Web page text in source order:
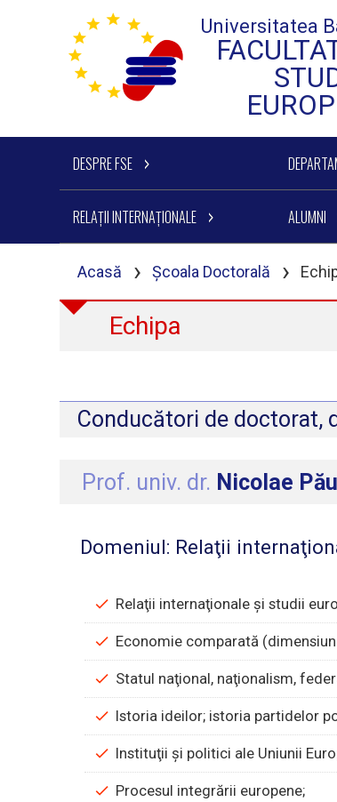
Universitatea
DESPRE FSE
RELAȚII INTERNAȚIONALE ALUMNI
Acasă › Școala Doctorală ›
Echipa
Conducători de doctorat,
Prof. univ. dr. Nicolae
Domeniul: Relaţii
Relaţii internaţionale şi studii
Economie comparată
Statul naţional, naţionalism,
Istoria ideilor; istoria partidelor
Instituţii şi politici ale Uniunii
Procesul integrării europene;